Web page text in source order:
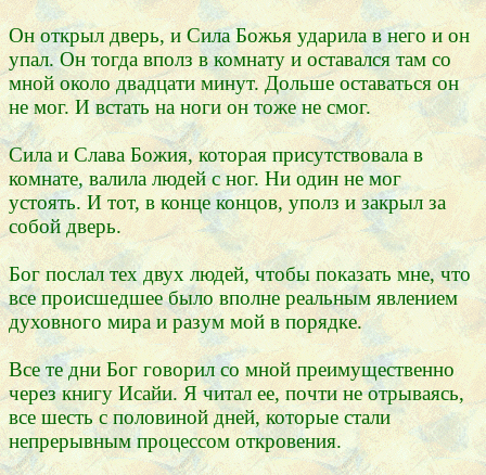
Он открыл дверь, и Сила Божья ударила в него и он
упал. Он тогда вполз в комнату и оставался там со
мной около двадцати минут. Дольше оставаться он
не мог. И встать на ноги он тоже не смог.
Сила и Слава Божия, которая присутствовала в
комнате, валила людей с ног. Ни один не мог
устоять. И тот, в конце концов, уполз и закрыл за
собой дверь.
Бог послал тех двух людей, чтобы показать мне, что
все происшедшее было вполне реальным явлением
духовного мира и разум мой в порядке.
Все те дни Бог говорил со мной преимущественно
через книгу Исайи. Я читал ее, почти не отрываясь,
все шесть с половиной дней, которые стали
непрерывным процессом откровения.